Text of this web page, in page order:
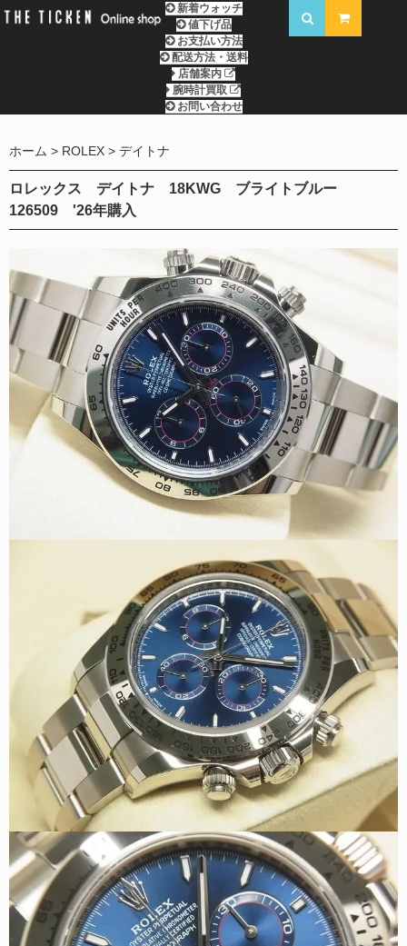
新着ウォッチ
値下げ品
お支払い方法
配送方法・送料
店舗案内
腕時計買取
お問い合わせ
ホーム ROLEX デイトナ
ロレックス デイトナ 18KWG ブライトブルー
126509 '26年購入